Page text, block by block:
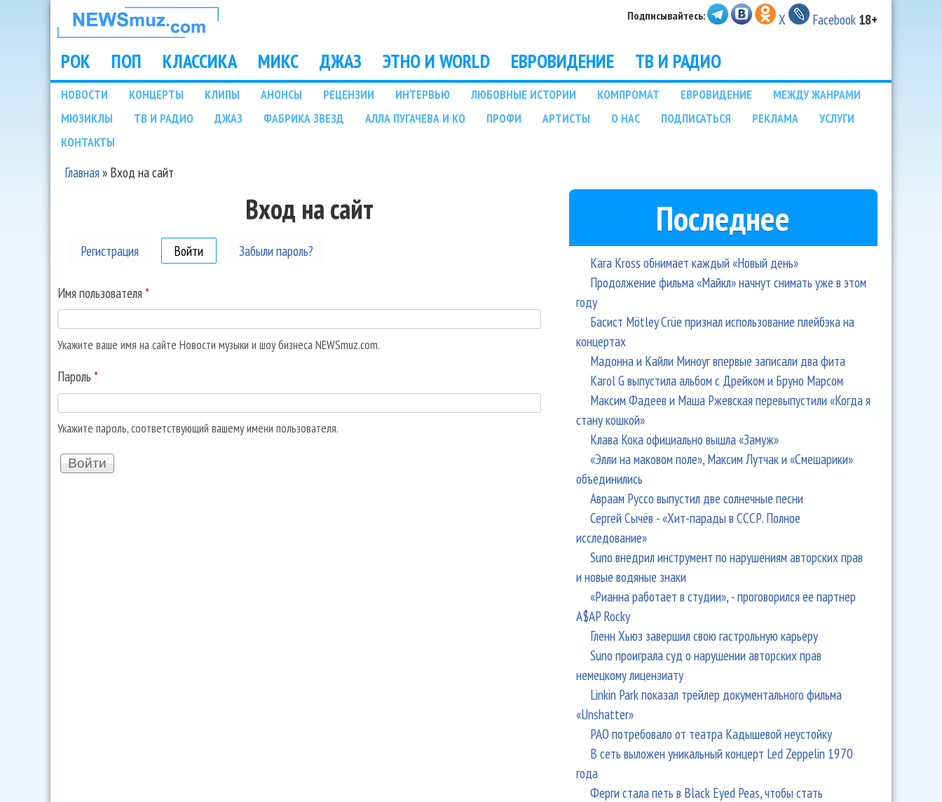
НОВОСТИ
МУЗЫКИ И
ШОУ БИЗНЕСА
NEWSMUZ.COM
Подписывайтесь: X Facebook 18+
Main menu
РОК ПОП КЛАССИКА МИКС ДЖАЗ ЭТНО И WORLD ЕВРОВИДЕНИЕ ТВ И РАДИО
Подразделы
НОВОСТИ КОНЦЕРТЫ КЛИПЫ АНОНСЫ РЕЦЕНЗИИ ИНТЕРВЬЮ ЛЮБОВНЫЕ ИСТОРИИ КОМПРОМАТ ЕВРОВИДЕНИЕ
МЕЖДУ ЖАНРАМИ
МЮЗИКЛЫ
ТВ И РАДИО ДЖАЗ ФАБРИКА ЗВЕЗД АЛЛА ПУГАЧЕВА И КО ПРОФИ АРТИСТЫ О НАС ПОДПИСАТЬСЯ РЕКЛАМА
УСЛУГИ
КОНТАКТЫ
Вы здесь
Главная» Вход на сайт
Вход на сайт
Регистрация Войти (активная вкладка)
Забыли пароль?
Имя пользователя *
Укажите ваше имя на сайте Новости музыки и шоу бизнеса NEWSmuz.com.
Пароль *
Укажите пароль, соответствующий вашему имени пользователя.
Последнее
Kara Kross обнимает каждый «Новый день»
Продолжение фильма «Майкл» начнут снимать уже в этом
году
Басист Mötley Crüe признал использование плейбэка на
концертах
Мадонна и Кайли Миноуг впервые записали два фита
Karol G выпустила альбом с Дрейком и Бруно Марсом
Максим Фадеев и Маша Ржевская перевыпустили «Когда я
стану кошкой»
Клава Кока официально вышла «Замуж»
«Элли на маковом поле», Максим Лутчак и «Смешарики»
объединились
Авраам Руссо выпустил две солнечные песни
Сергей Сычёв - «Хит-парады в СССР. Полное
исследование»
Suno внедрил инструмент по нарушениям авторских прав
и новые водяные знаки
«Рианна работает в студии», - проговорился ее партнер
A$AP Rocky
Гленн Хьюз завершил свою гастрольную карьеру
Suno проиграла суд о нарушении авторских прав
немецкому лицензиату
Linkin Park показал трейлер документального фильма
«Unshatter»
РАО потребовало от театра Кадышевой неустойку
В сеть выложен уникальный концерт Led Zeppelin 1970
года
Ферги стала петь в Black Eyed Peas, чтобы стать